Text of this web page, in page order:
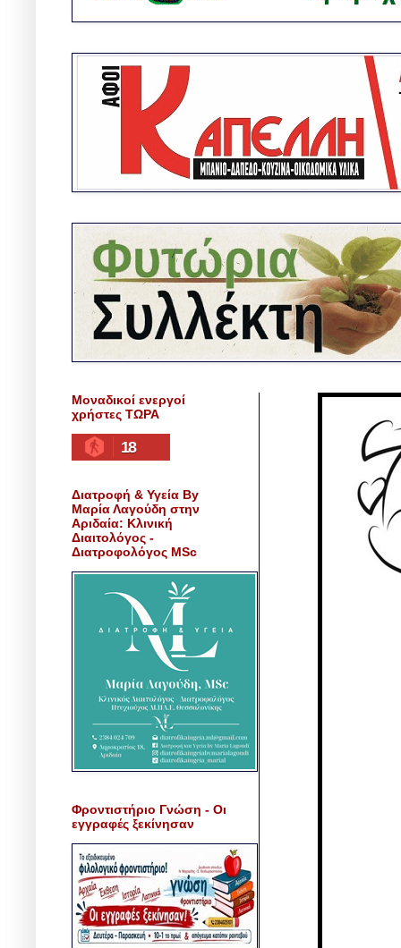
Μοναδικοί ενεργοί
χρήστες ΤΩΡΑ
18
Διατροφή & Υγεία By
Μαρία Λαγούδη στην
Αριδαία: Κλινική
Διαιτολόγος -
Διατροφολόγος MSc
Φροντιστήριο Γνώση - Οι
εγγραφές ξεκίνησαν